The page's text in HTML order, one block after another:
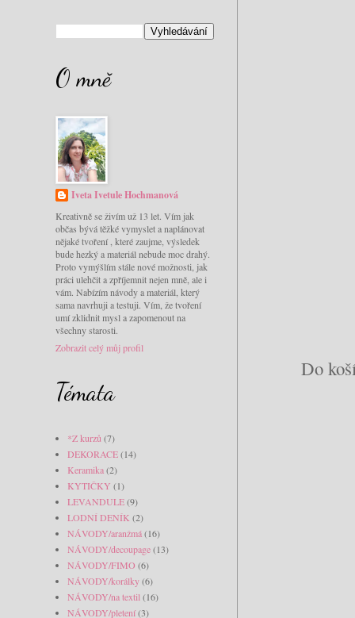
Do
O mně
Iveta Ivetule Hochmanová
Kreativně se živím už 13 let. Vím jak
občas bývá těžké vymyslet a naplánovat
nějaké tvoření , které zaujme, výsledek
bude hezký a materiál nebude moc drahý.
Proto vymýšlím stále nové možnosti, jak
práci ulehčit a zpříjemnit nejen mně, ale i
vám. Nabízím návody a materiál, který
sama navrhuji a testuji. Vím, že tvoření
umí zklidnit mysl a zapomenout na
všechny starosti.
Zobrazit celý můj profil
Témata
*Z kurzů (7)
DEKORACE(14)
Keramika(2)
KYTIČKY (1)
LEVANDULE(9)
LODNÍ DENÍK (2)
NÁVODY/aranžmá(16)
NÁVODY/decoupage(13)
NÁVODY/FIMO (6)
NÁVODY/korálky(6)
NÁVODY/na textil (16)
NÁVODY/pletení(3)